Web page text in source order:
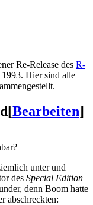
Re-Release des R-
Hier sind alle
[Bearbeiten]
unter und
des Special Edition
denn Boom hatte
abschreckten: